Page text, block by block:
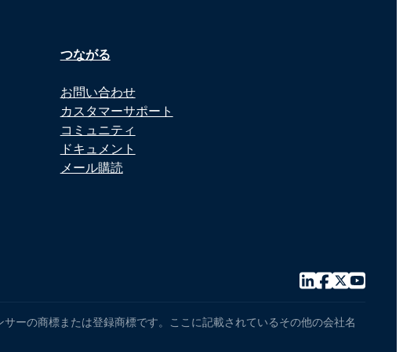
つながる
お問い合わせ
カスタマーサポート
コミュニティ
ドキュメント
メール購読
ーの商標または登録商標です。ここに記載されているその他の会社名